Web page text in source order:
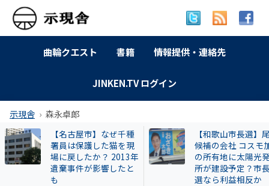
曲輪クエスト 書籍 情報提供・連絡先
JINKEN.TV ログイン
示現舎 森永卓郎
【名古屋市】なぜ千種
署員は保護した猫を現
場に戻したか？ 2013年
遺棄事件が影響したと
も
【和歌山市長選】
候補の会社 コスモ
の所有地に太陽光
所が建設予定？市
選なら利益相反か